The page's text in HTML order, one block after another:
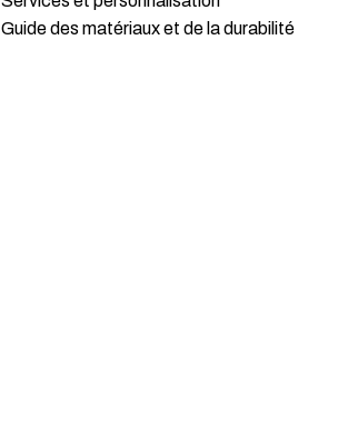
Guide des matériaux et de la durabilité